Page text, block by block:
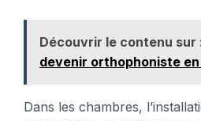
Découvrir le contenu sur
devenir orthophoniste en
Dans les chambres,